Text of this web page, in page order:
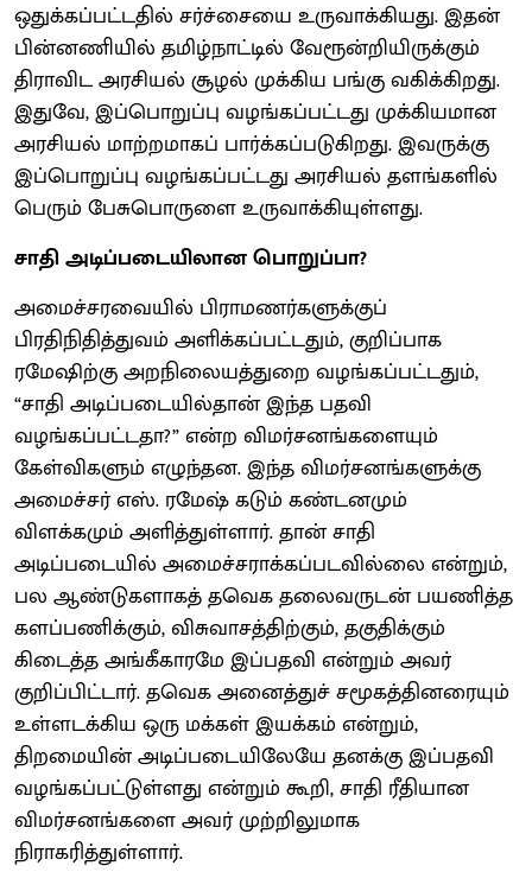
ஒதுக்கப்பட்டதில் சர்ச்சையை உருவாக்கியது. இதன்
பின்னணியில் தமிழ்நாட்டில் வேரூன்றியிருக்கும்
திராவிட அரசியல் சூழல் முக்கிய பங்கு வகிக்கிறது.
இதுவே, இப்பொறுப்பு வழங்கப்பட்டது முக்கியமான
அரசியல் மாற்றமாகப் பார்க்கப்படுகிறது. இவருக்கு
இப்பொறுப்பு வழங்கப்பட்டது அரசியல் தளங்களில்
பெரும் பேசுபொருளை உருவாக்கியுள்ளது.
சாதி அடிப்படையிலான பொறுப்பா?
அமைச்சரவையில் பிராமணர்களுக்குப்
பிரதிநிதித்துவம் அளிக்கப்பட்டதும், குறிப்பாக
ரமேஷிற்கு அறநிலையத்துறை வழங்கப்பட்டதும்,
“சாதி அடிப்படையில்தான் இந்த பதவி
வழங்கப்பட்டதா?” என்ற விமர்சனங்களையும்
கேள்விகளும் எழுந்தன. இந்த விமர்சனங்களுக்கு
அமைச்சர் எஸ். ரமேஷ் கடும் கண்டனமும்
விளக்கமும் அளித்துள்ளார். தான் சாதி
அடிப்படையில் அமைச்சராக்கப்படவில்லை என்றும்,
பல ஆண்டுகளாகத் தவெக தலைவருடன் பயணித்த
களப்பணிக்கும், விசுவாசத்திற்கும், தகுதிக்கும்
கிடைத்த அங்கீகாரமே இப்பதவி என்றும் அவர்
குறிப்பிட்டார். தவெக அனைத்துச் சமூகத்தினரையும்
உள்ளடக்கிய ஒரு மக்கள் இயக்கம் என்றும்,
திறமையின் அடிப்படையிலேயே தனக்கு இப்பதவி
வழங்கப்பட்டுள்ளது என்றும் கூறி, சாதி ரீதியான
விமர்சனங்களை அவர் முற்றிலுமாக
நிராகரித்துள்ளார்.